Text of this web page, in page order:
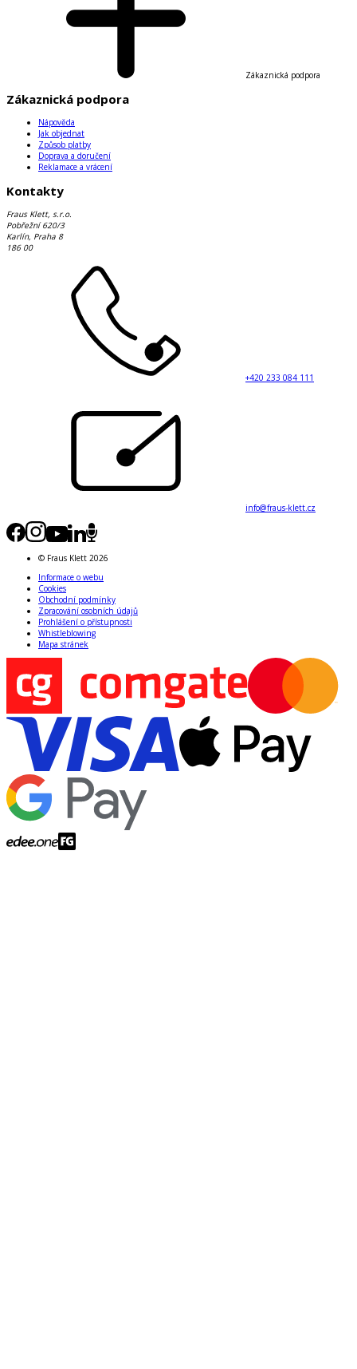
Zákaznická podpora
Zákaznická podpora
Nápověda
Jak objednat
Způsob platby
Doprava a doručení
Reklamace a vrácení
Kontakty
Fraus Klett, s.r.o.
Pobřežní 620/3
Karlín, Praha 8
186 00
+420 233 084 111
info@fraus-klett.cz
© Fraus Klett 2026
Informace o webu
Cookies
Obchodní podmínky
Zpracování osobních údajů
Prohlášení o přístupnosti
Whistleblowing
Mapa stránek